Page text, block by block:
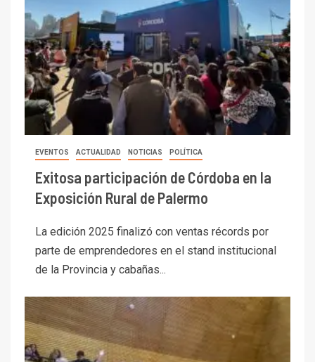
EVENTOS ACTUALIDAD NOTICIAS POLÍTICA
Exitosa participación de Córdoba en la
Exposición Rural de Palermo
La edición 2025 finalizó con ventas récords por
parte de emprendedores en el stand institucional
de la Provincia y cabañas...